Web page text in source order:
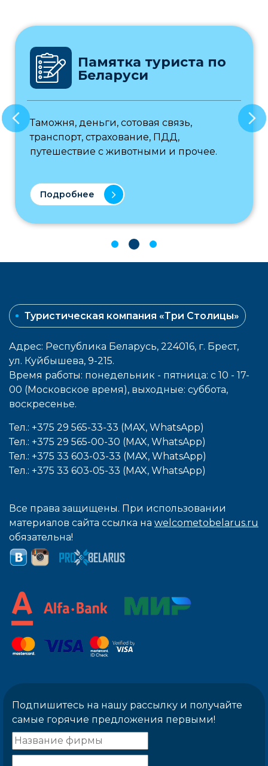
Памятка туриста по
Беларуси
Таможня, деньги, сотовая связь,
транспорт, страхование, ПДД,
путешествие с животными и прочее.
Подробнее
Туристическая компания «Три Столицы»
Адрес: Республика Беларусь, 224016, г. Брест,
ул. Куйбышева, 9-215.
Время работы: понедельник - пятница: с 10 - 17-
00 (Московское время), выходные: cуббота,
воcкресенье.
Тел.: +375 29 565-33-33 (MAX, WhatsApp)
Тел.: +375 29 565-00-30 (MAX, WhatsApp)
Тел.: +375 33 603-03-33 (MAX, WhatsApp)
Тел.: +375 33 603-05-33 (MAX, WhatsApp)
Все права защищены. При использовании
материалов сайта ссылка на welcometobelarus.ru
обязательна!
Подпишитесь на нашу рассылку и получайте
самые горячие предложения первыми!